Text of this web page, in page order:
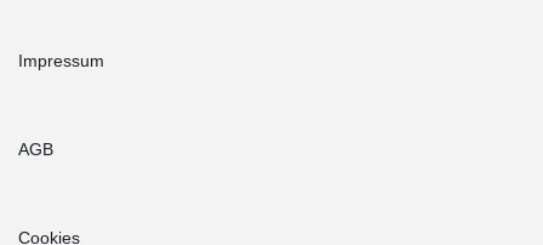
Impressum
AGB
Cookies